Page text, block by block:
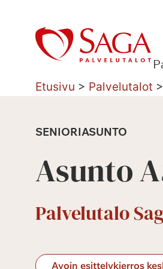
sisältöön
Etusivu > Palvelutalot >
SENIORIASUNTO
Asunto
Palvelutalo
Avoin esittelykierros